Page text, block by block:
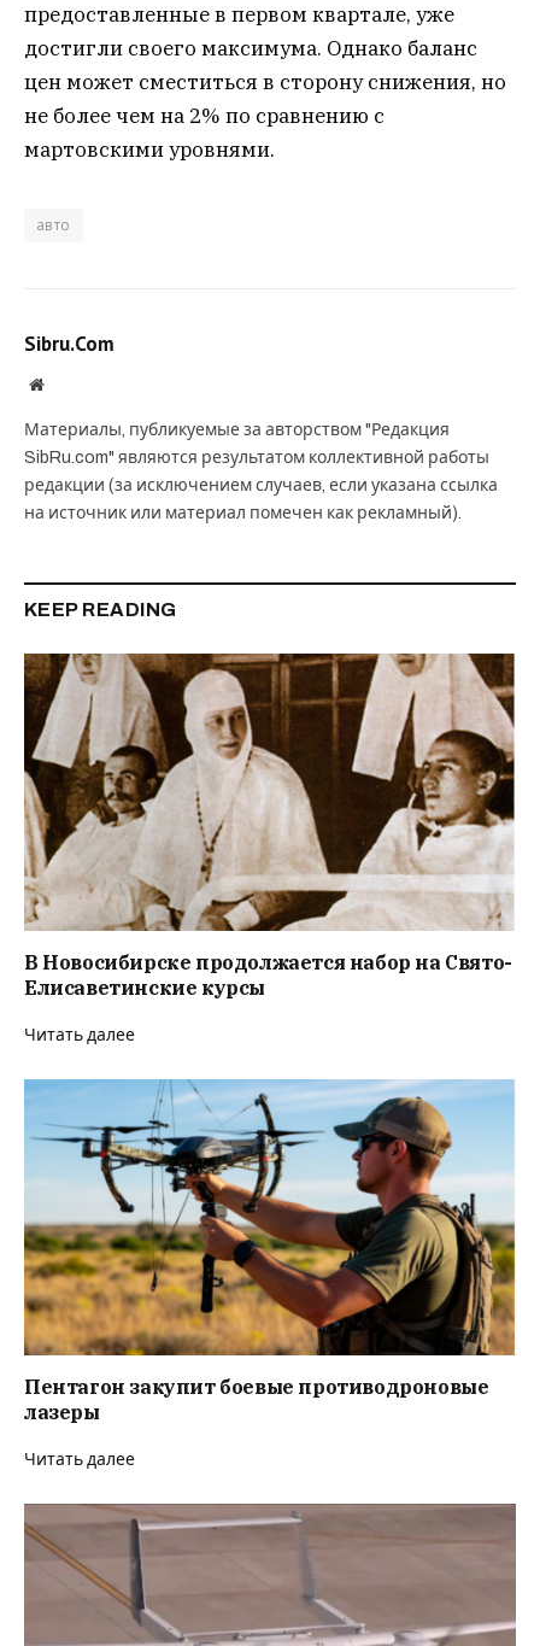
предоставленные в первом квартале, уже
достигли своего максимума. Однако баланс
цен может сместиться в сторону снижения, но
не более чем на 2% по сравнению с
мартовскими уровнями.
авто
Sibru.Com
Website
Материалы, публикуемые за авторством "Редакция
SibRu.com" являются результатом коллективной работы
редакции (за исключением случаев, если указана ссылка
на источник или материал помечен как рекламный).
KEEP READING
В Новосибирске продолжается набор на Свято-
Елисаветинские курсы
Читать далее
Пентагон закупит боевые противодроновые
лазеры
Читать далее